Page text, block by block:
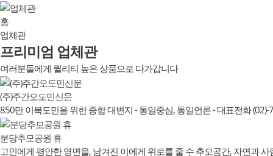
홈
업체관
프리미엄 업체관
여러분들에게 퀼리티 높은 상품으로 다가갑니다
(주)주간오도민신문
850만 이북도민을 위한 종합 대변지 - 통일중심, 통일언론 - 대표전화 (02)-
분당추모공원 휴
고인에게 평안한 영면을, 남겨진 이에게 위로를 줄 수 추모공간, 자연과